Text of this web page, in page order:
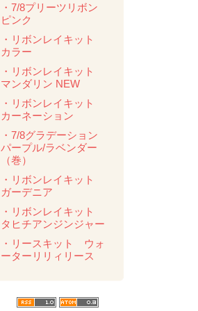
・7/8プリーツリボン
ピンク
・リボンレイキット
カラー
・リボンレイキット
マンダリン NEW
・リボンレイキット
カーネーション
・7/8グラデーション
パープル/ラベンダー
（巻）
・リボンレイキット
ガーデニア
・リボンレイキット
タヒチアンジンジャー
・リースキット ウォ
ーターリリィリース